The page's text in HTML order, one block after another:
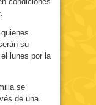
su
lunes por la
se
de una